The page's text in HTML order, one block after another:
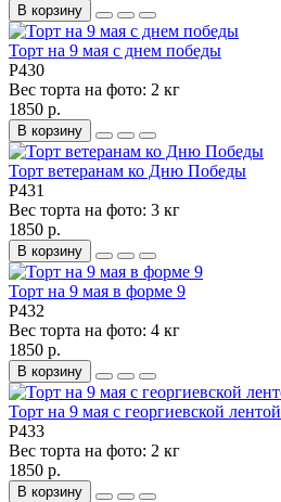
В корзину
Торт на 9 мая с днем победы
P430
Вес торта на фото: 2 кг
1850 р.
В корзину
Торт ветеранам ко Дню Победы
P431
Вес торта на фото: 3 кг
1850 р.
В корзину
Торт на 9 мая в форме 9
P432
Вес торта на фото: 4 кг
1850 р.
В корзину
Торт на 9 мая с георгиевской лентой
P433
Вес торта на фото: 2 кг
1850 р.
В корзину